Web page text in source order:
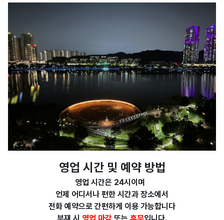
영업 시간 및 예약 방법
영업 시간은 24시이며
언제 어디서나 편한 시간과 장소에서
전화 예약으로 간편하게 이용 가능합니다